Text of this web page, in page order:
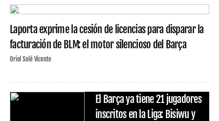
Laporta exprime la cesión de licencias para disparar la
facturación de BLM: el motor silencioso del Barça
Oriol Solé Vicente
El Barça ya tiene 21 jugadores
inscritos en la Liga: Bisiwu y